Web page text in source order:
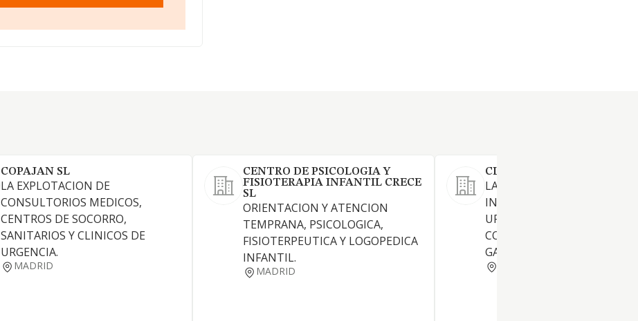
COPAJAN SL
LA EXPLOTACION DE
CONSULTORIOS MEDICOS,
CENTROS DE SOCORRO,
SANITARIOS Y CLINICOS DE
URGENCIA.
MADRID
CENTRO DE PSICOLOGIA Y
FISIOTERAPIA INFANTIL CRECE
SL
ORIENTACION Y ATENCION
TEMPRANA, PSICOLOGICA,
FISIOTERPEUTICA Y LOGOPEDICA
INFANTIL.
MADRID
CLINICA SECTOR TRES SL
LA COMPRA Y VENTA DE
INMUEBLES, FINCAS
URBANAS, VIVIENDAS,
COMERCIALES Y PLAZAS DE
GARAJE.